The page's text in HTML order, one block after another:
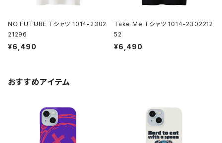
NO FUTURE Tシャツ 1014-2302
21296
¥6,490
Take Me Tシャツ 1014-2302212
52
¥6,490
おすすめアイテム